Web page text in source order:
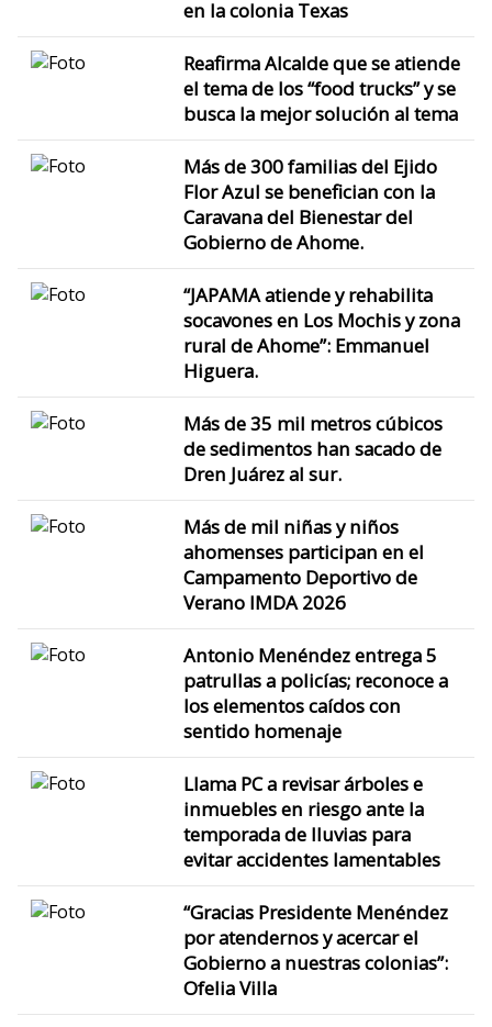
en la colonia Texas
Reafirma Alcalde que se atiende
el tema de los “food trucks” y se
busca la mejor solución al tema
Más de 300 familias del Ejido
Flor Azul se benefician con la
Caravana del Bienestar del
Gobierno de Ahome.
“JAPAMA atiende y rehabilita
socavones en Los Mochis y zona
rural de Ahome”: Emmanuel
Higuera.
Más de 35 mil metros cúbicos
de sedimentos han sacado de
Dren Juárez al sur.
Más de mil niñas y niños
ahomenses participan en el
Campamento Deportivo de
Verano IMDA 2026
Antonio Menéndez entrega 5
patrullas a policías; reconoce a
los elementos caídos con
sentido homenaje
Llama PC a revisar árboles e
inmuebles en riesgo ante la
temporada de lluvias para
evitar accidentes lamentables
“Gracias Presidente Menéndez
por atendernos y acercar el
Gobierno a nuestras colonias”:
Ofelia Villa